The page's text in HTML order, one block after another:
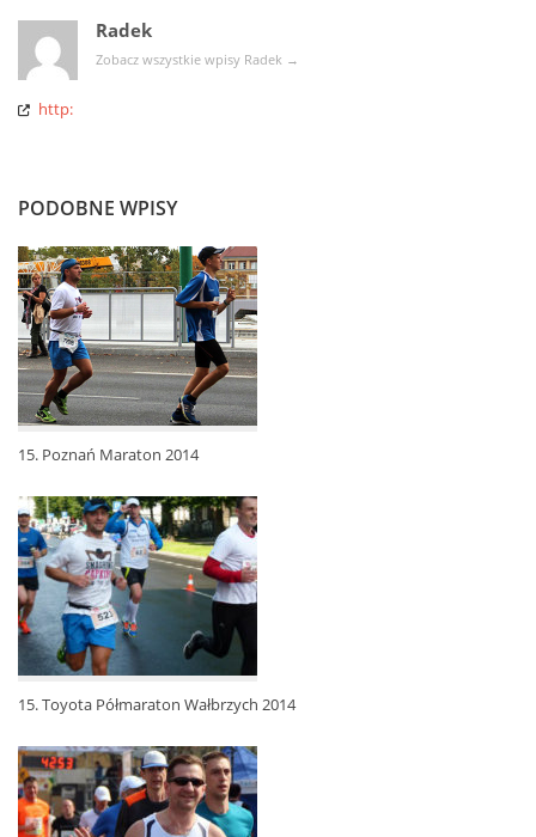
Radek
Zobacz wszystkie wpisy Radek →
http:
PODOBNE WPISY
15. Poznań Maraton 2014
15. Toyota Półmaraton Wałbrzych 2014